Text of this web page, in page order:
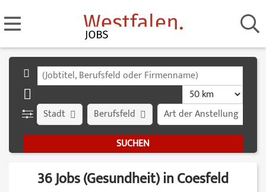
Stadt Art der Anstellung
Berufsfeld
36 Jobs (Gesundheit) in Coesfeld